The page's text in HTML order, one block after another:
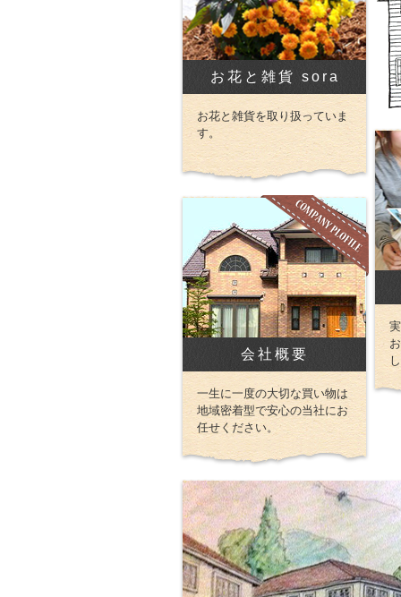
お花と雑貨 sora
お花と雑貨を取り扱っていま
す。
会社概要
一生に一度の大切な買い物は
地域密着型で安心の当社にお
任せください。